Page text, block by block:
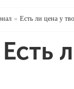
Есть ли цена у
Есть